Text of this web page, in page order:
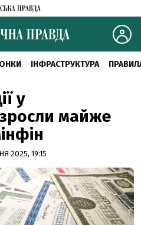
ІНФРАСТРУКТУРА
у
зросли майже
2025, 19:15